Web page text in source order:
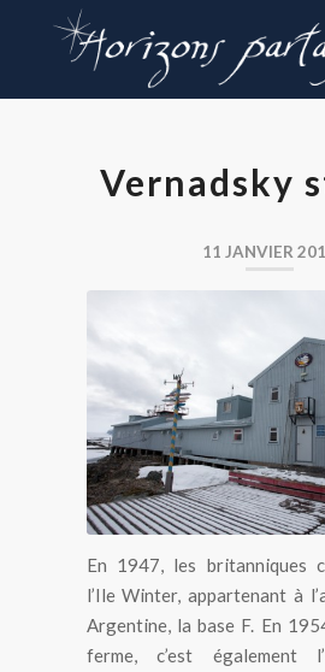
Vernadsky
11 JANVIER
Base antarctique
Vernadsky
En 1947, les britanniques
l’Ile Winter, appartenant à
Argentine, la base F. En
ferme, c’est également